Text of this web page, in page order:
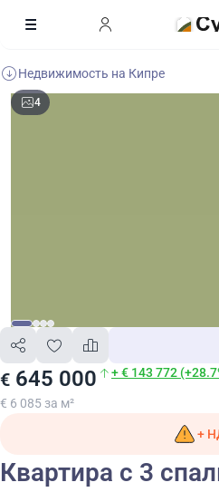
Недвижимость на Кипре
4
€ 645 000 + € 143 772
€ 6 085 за м²
+
Квартира с 3